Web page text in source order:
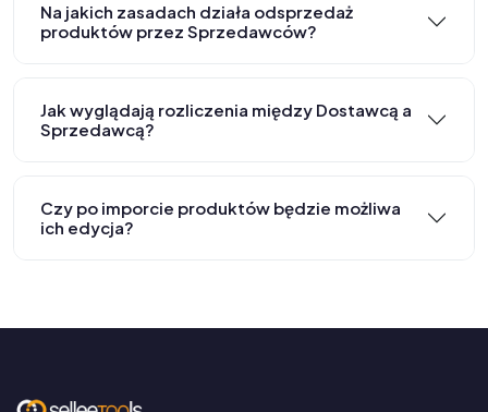
Na jakich zasadach działa odsprzedaż
produktów przez Sprzedawców?
Jak wyglądają rozliczenia między Dostawcą a
Sprzedawcą?
Czy po imporcie produktów będzie możliwa
ich edycja?